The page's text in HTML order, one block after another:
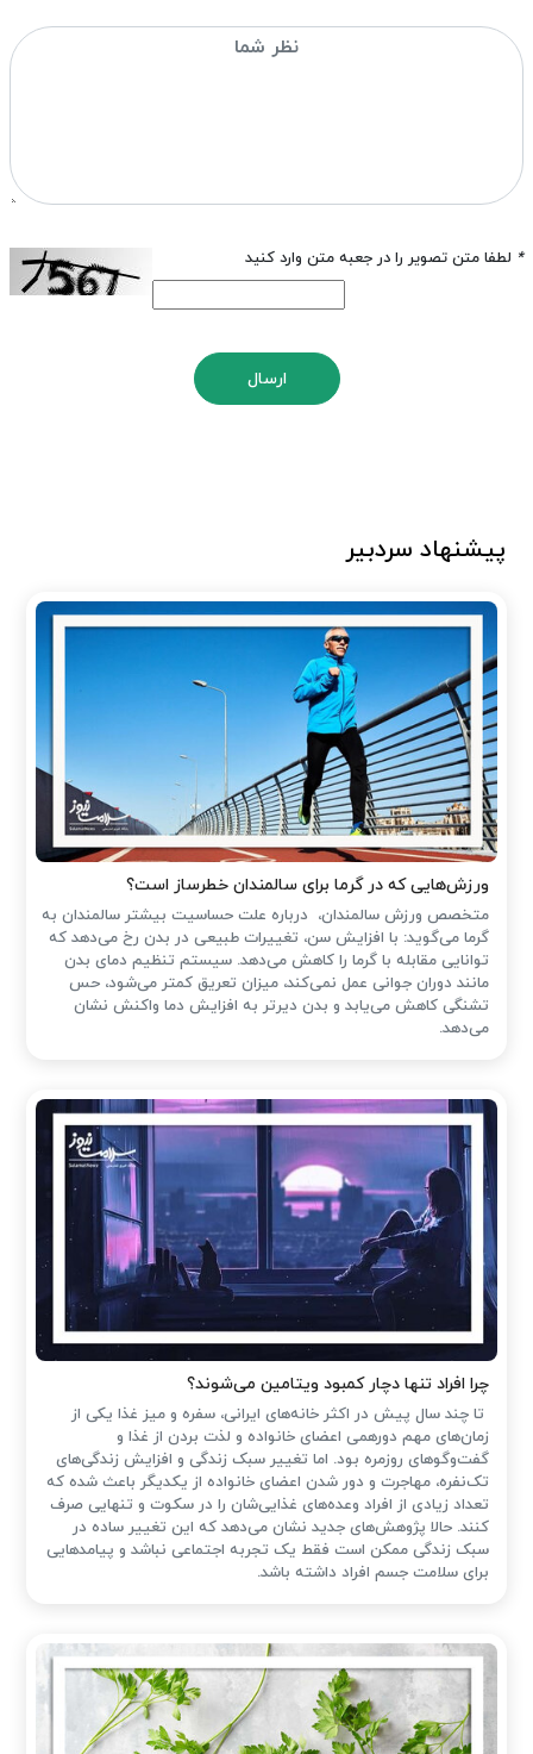
* لطفا متن تصویر را در جعبه متن وارد کنید
ارسال
پیشنهاد سردبیر
ورزش‌هایی که در گرما برای سالمندان خطرساز است؟
متخصص ورزش سالمندان، درباره علت حساسیت بیشتر سالمندان به
گرما می‌گوید: با افزایش سن، تغییرات طبیعی در بدن رخ می‌دهد که
توانایی مقابله با گرما را کاهش می‌دهد. سیستم تنظیم دمای بدن
مانند دوران جوانی عمل نمی‌کند، میزان تعریق کمتر می‌شود، حس
تشنگی کاهش می‌یابد و بدن دیرتر به افزایش دما واکنش نشان
می‌دهد.
چرا افراد تنها دچار کمبود ویتامین می‌شوند؟
تا چند سال پیش در اکثر خانه‌های ایرانی، سفره و میز غذا یکی از
زمان‌های مهم دورهمی اعضای خانواده و لذت بردن از غذا و
گفت‌وگوهای روزمره بود. اما تغییر سبک زندگی و افزایش زندگی‌های
تک‌نفره، مهاجرت و دور شدن اعضای خانواده از یکدیگر باعث شده که
تعداد زیادی از افراد وعده‌های غذایی‌شان را در سکوت و تنهایی صرف
کنند. حالا پژوهش‌های جدید نشان می‌دهد که این تغییر ساده در
سبک زندگی ممکن است فقط یک تجربه اجتماعی نباشد و پیامدهایی
برای سلامت جسم افراد داشته باشد.